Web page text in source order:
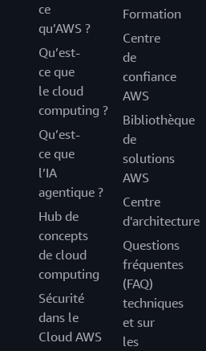
ce
qu’AWS ?
Qu’est-
ce que
le cloud
computing ?
Qu’est-
ce que
l’IA
agentique ?
Hub de
concepts
de cloud
computing
Sécurité
dans le
Cloud AWS
Formation
Centre
de
confiance
AWS
Bibliothèque
de
solutions
AWS
Centre
d'architecture
Questions
fréquentes
(FAQ)
techniques
et sur
les